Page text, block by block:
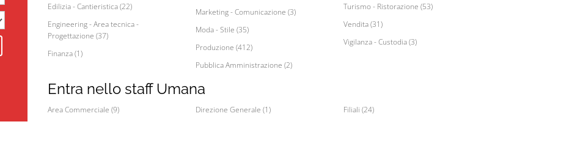
Edilizia - Cantieristica (22)
Engineering - Area tecnica -
Progettazione (37)
Finanza (1)
Marketing - Comunicazione (3)
Moda - Stile (35)
Produzione (412)
Pubblica Amministrazione (2)
Turismo - Ristorazione (53)
Vendita (31)
Vigilanza - Custodia (3)
Entra nello staff Umana
Area Commerciale (9) Direzione Generale (1) Filiali (24)